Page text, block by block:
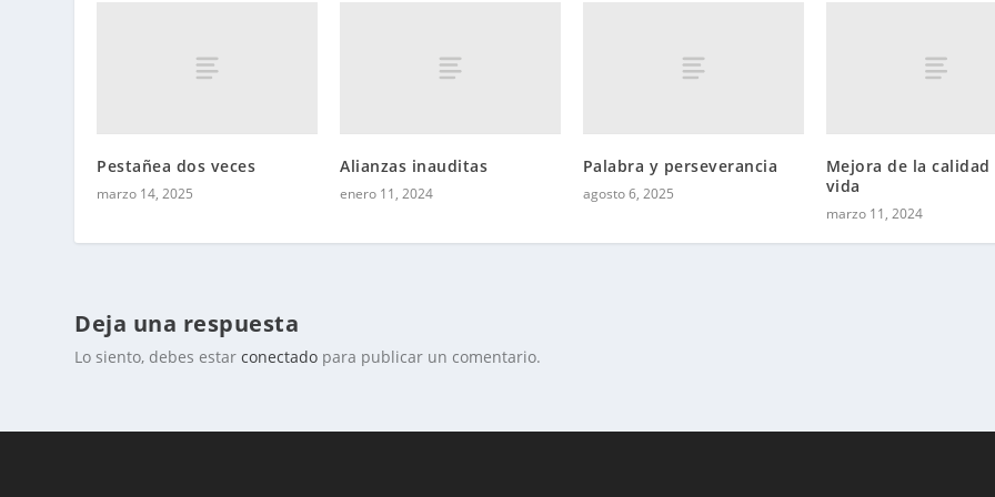
Pestañea dos veces
marzo 14, 2025
Alianzas inauditas
enero 11, 2024
Palabra y perseverancia
agosto 6, 2025
Mejora de la calidad
vida
marzo 11, 2024
Deja una respuesta
Lo siento, debes estarconectado para publicar un comentario.